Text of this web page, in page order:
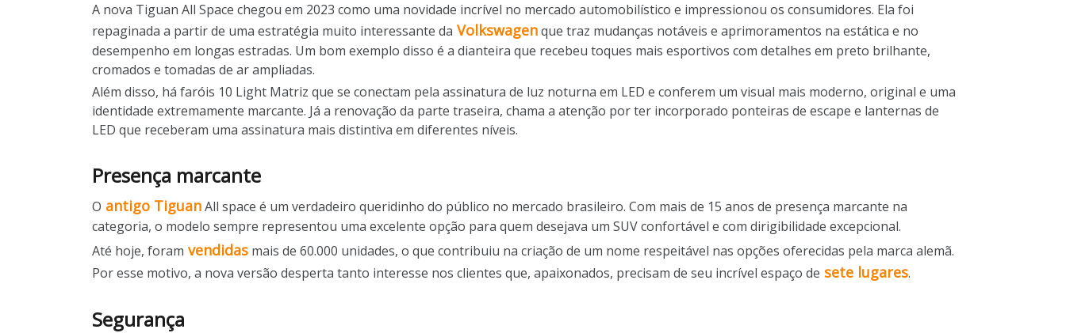
A nova Tiguan All Space chegou em 2023 como uma novidade incrível no mercado automobilístico e impressionou os consumidores. Ela foi
repaginada a partir de uma estratégia muito interessante da Volkswagenque traz mudanças notáveis e aprimoramentos na estática e no
desempenho em longas estradas. Um bom exemplo disso é a dianteira que recebeu toques mais esportivos com detalhes em preto brilhante,
cromados e tomadas de ar ampliadas.
Além disso, há faróis 10 Light Matriz que se conectam pela assinatura de luz noturna em LED e conferem um visual mais moderno, original e uma
identidade extremamente marcante. Já a renovação da parte traseira, chama a atenção por ter incorporado ponteiras de escape e lanternas de
LED que receberam uma assinatura mais distintiva em diferentes níveis.
Presença marcante
O antigo TiguanAll space é um verdadeiro queridinho do público no mercado brasileiro. Com mais de 15 anos de presença marcante na
categoria, o modelo sempre representou uma excelente opção para quem desejava um SUV confortável e com dirigibilidade excepcional.
Até hoje, foram vendidas mais de 60.000 unidades, o que contribuiu na criação de um nome respeitável nas opções oferecidas pela marca alemã.
Por esse motivo, a nova versão desperta tanto interesse nos clientes que, apaixonados, precisam de seu incrível espaço de sete lugares.
Segurança